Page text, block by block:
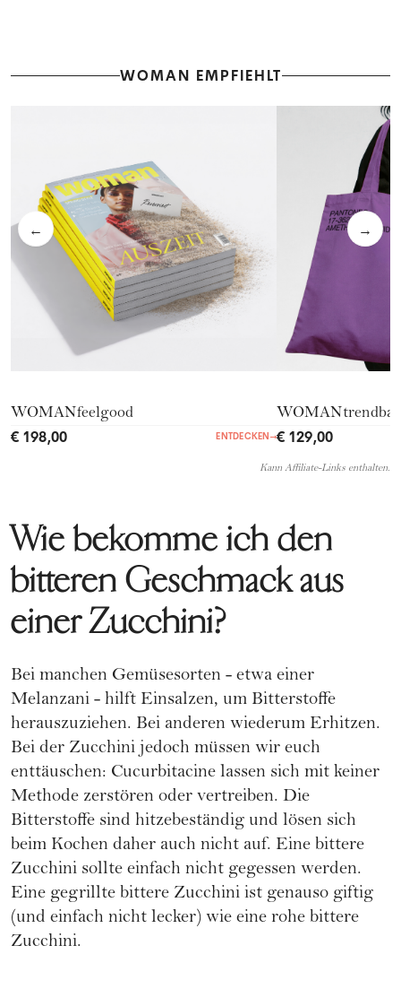
WOMAN EMPFIEHLT
← →
WOMANfeelgood
€ 198,00 ENTDECKEN →€ 129,00
Kann Affiliate-Links enthalten.
Wie bekomme ich den
bitteren Geschmack aus
einer Zucchini?
Bei manchen Gemüsesorten - etwa einer
Melanzani - hilft Einsalzen, um Bitterstoffe
herauszuziehen. Bei anderen wiederum Erhitzen.
Bei der Zucchini jedoch müssen wir euch
enttäuschen: Cucurbitacine lassen sich mit keiner
Methode zerstören oder vertreiben. Die
Bitterstoffe sind hitzebeständig und lösen sich
beim Kochen daher auch nicht auf. Eine bittere
Zucchini sollte einfach nicht gegessen werden.
Eine gegrillte bittere Zucchini ist genauso giftig
(und einfach nicht lecker) wie eine rohe bittere
Zucchini.